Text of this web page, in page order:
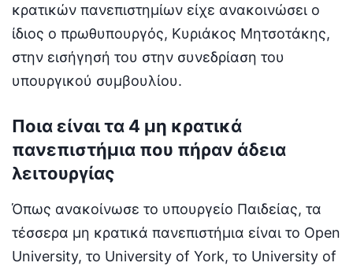
κρατικών πανεπιστημίων είχε ανακοινώσει ο
ίδιος ο πρωθυπουργός, Κυριάκος Μητσοτάκης,
στην εισήγησή του στην συνεδρίαση του
υπουργικού συμβουλίου.
Ποια είναι τα 4 μη κρατικά
πανεπιστήμια που πήραν άδεια
λειτουργίας
Όπως ανακοίνωσε το υπουργείο Παιδείας, τα
τέσσερα μη κρατικά πανεπιστήμια είναι το Open
University, το University of York, το University of